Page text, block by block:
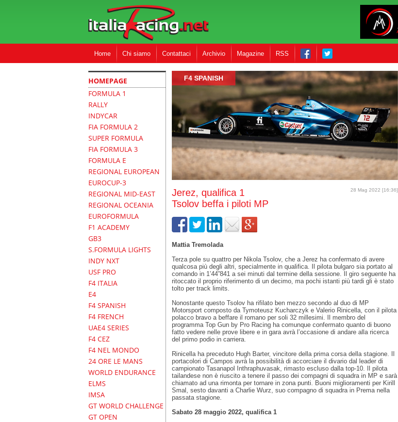
Home Chi siamo Contattaci Archivio Magazine RSS
HOMEPAGE
FORMULA 1
RALLY
INDYCAR
FIA FORMULA 2
SUPER FORMULA
FIA FORMULA 3
FORMULA E
REGIONAL EUROPEAN
EUROCUP-3
REGIONAL MID-EAST
REGIONAL OCEANIA
EUROFORMULA
F1 ACADEMY
GB3
S.FORMULA LIGHTS
INDY NXT
USF PRO
F4 ITALIA
E4
F4 SPANISH
F4 FRENCH
UAE4 SERIES
F4 CEZ
F4 NEL MONDO
24 ORE LE MANS
WORLD ENDURANCE
ELMS
IMSA
GT WORLD CHALLENGE
GT OPEN
F4 SPANISH
28 Mag 2022 [16:36]
Jerez, qualifica 1
Tsolov beffa i piloti MP
Mattia Tremolada
Terza pole su quattro per Nikola Tsolov, che a Jerez ha confermato di avere
qualcosa più degli altri, specialmente in qualifica. Il pilota bulgaro sia portato al
comando in 1’44”841 a sei minuti dal termine della sessione. Il giro seguente ha
ritoccato il proprio riferimento di un decimo, ma pochi istanti più tardi gli è stato
tolto per track limits.
Nonostante questo Tsolov ha rifilato ben mezzo secondo al duo di MP
Motorsport composto da Tymoteusz Kucharczyk e Valerio Rinicella, con il pilota
polacco bravo a beffare il romano per soli 32 millesimi. Il membro del
programma Top Gun by Pro Racing ha comunque confermato quanto di buono
fatto vedere nelle prove libere e in gara avrà l’occasione di andare alla ricerca
del primo podio in carriera.
Rinicella ha preceduto Hugh Barter, vincitore della prima corsa della stagione. Il
portacolori di Campos avrà la possibilità di accorciare il divario dal leader di
campionato Tasanapol Inthraphuvasak, rimasto escluso dalla top-10. Il pilota
tailandese non è riuscito a tenere il passo dei compagni di squadra in MP e sarà
chiamato ad una rimonta per tornare in zona punti. Buoni miglioramenti per Kirill
Smal, sesto davanti a Charlie Wurz, suo compagno di squadra in Prema nella
passata stagione.
Sabato 28 maggio 2022, qualifica 1